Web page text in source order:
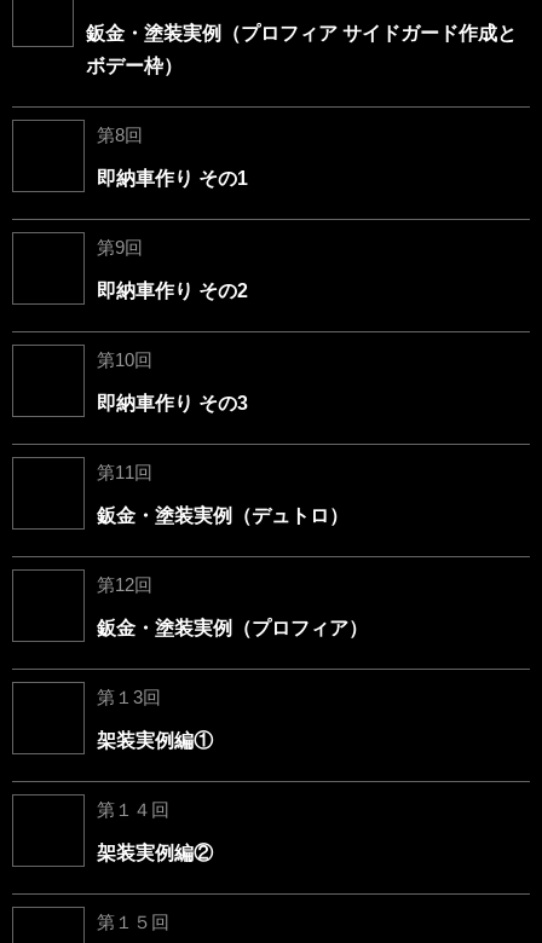
鈑金・塗装実例（プロフィア サイドガード作成と
ボデー枠）
第8回
即納車作り その1
第9回
即納車作り その2
第10回
即納車作り その3
第11回
鈑金・塗装実例（デュトロ）
第12回
鈑金・塗装実例（プロフィア）
第１3回
架装実例編①
第１４回
架装実例編②
第１５回